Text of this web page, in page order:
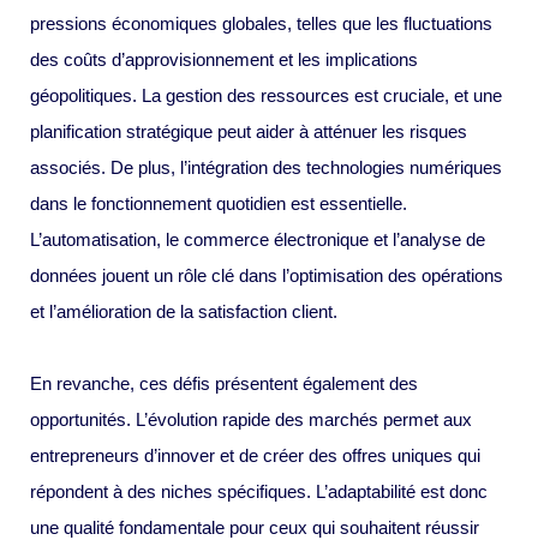
pressions économiques globales, telles que les fluctuations
des coûts d’approvisionnement et les implications
géopolitiques. La gestion des ressources est cruciale, et une
planification stratégique peut aider à atténuer les risques
associés. De plus, l’intégration des technologies numériques
dans le fonctionnement quotidien est essentielle.
L’automatisation, le commerce électronique et l’analyse de
données jouent un rôle clé dans l’optimisation des opérations
et l’amélioration de la satisfaction client.
En revanche, ces défis présentent également des
opportunités. L’évolution rapide des marchés permet aux
entrepreneurs d’innover et de créer des offres uniques qui
répondent à des niches spécifiques. L’adaptabilité est donc
une qualité fondamentale pour ceux qui souhaitent réussir